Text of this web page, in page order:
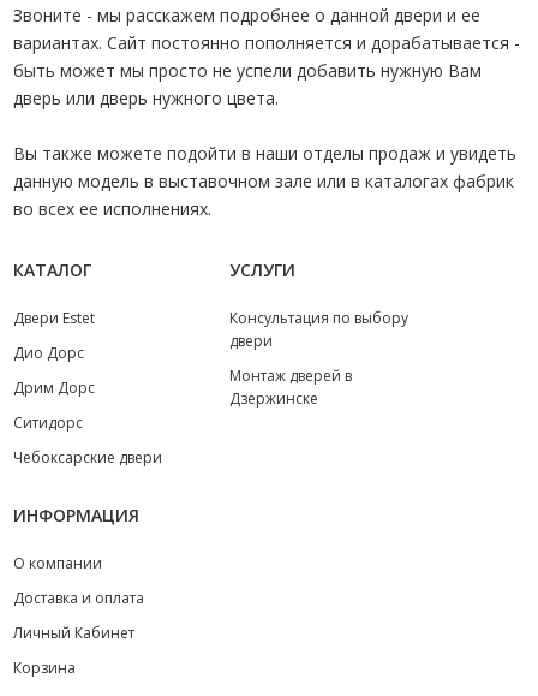
Звоните - мы расскажем подробнее о данной двери и ее
вариантах. Сайт постоянно пополняется и дорабатывается -
быть может мы просто не успели добавить нужную Вам
дверь или дверь нужного цвета.
Вы также можете подойти в наши отделы продаж и увидеть
данную модель в выставочном зале или в каталогах фабрик
во всех ее исполнениях.
КАТАЛОГ
Двери Estet
Дио Дорс
Дрим Дорс
Ситидорс
Чебоксарские двери
УСЛУГИ
Консультация по выбору
двери
Монтаж дверей в
Дзержинске
ИНФОРМАЦИЯ
О компании
Доставка и оплата
Личный Кабинет
Корзина